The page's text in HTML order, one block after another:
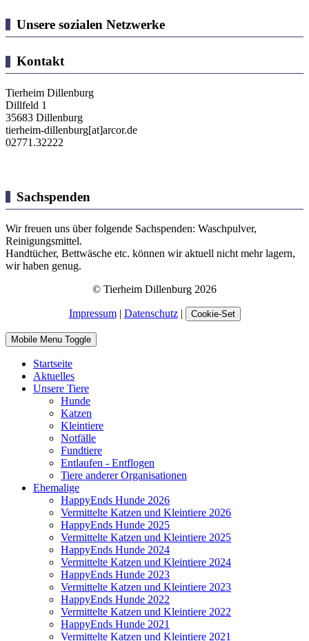
Unsere sozialen Netzwerke
Kontakt
Tierheim Dillenburg
Dillfeld 1
35683 Dillenburg
tierheim-dillenburg[at]arcor.de
02771.32222
Sachspenden
Wir freuen uns über folgende Sachspenden: Waschpulver,
Reinigungsmittel.
Handtücher, Bettwäsche etc. können wir aktuell nicht mehr lagern,
wir haben genug.
© Tierheim Dillenburg 2026
Impressum| Datenschutz| Cookie-Set
Mobile Menu Toggle
Startseite
Aktuelles
Unsere Tiere
Hunde
Katzen
Kleintiere
Notfälle
Fundtiere
Entlaufen - Entflogen
Tiere anderer Organisationen
Ehemalige
HappyEnds Hunde 2026
Vermittelte Katzen und Kleintiere 2026
HappyEnds Hunde 2025
Vermittelte Katzen und Kleintiere 2025
HappyEnds Hunde 2024
Vermittelte Katzen und Kleintiere 2024
HappyEnds Hunde 2023
Vermittelte Katzen und Kleintiere 2023
HappyEnds Hunde 2022
Vermittelte Katzen und Kleintiere 2022
HappyEnds Hunde 2021
Vermittelte Katzen und Kleintiere 2021